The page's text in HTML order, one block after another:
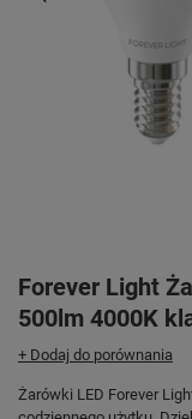
Forever Light
500lm 4000K
+ Dodaj do porównania
Żarówki LED Forever